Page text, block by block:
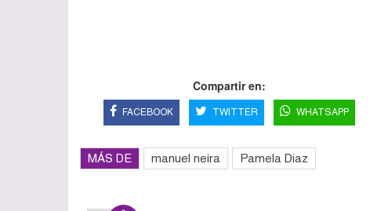
Compartir en:
FACEBOOK TWITTER WHATSAPP
MÁS DE manuel neira Pamela Diaz